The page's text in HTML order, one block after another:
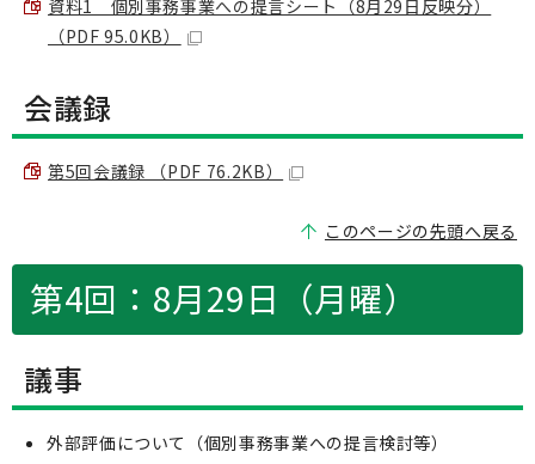
資料1 個別事務事業への提言シート（8月29日反映分）
（PDF 95.0KB）
会議録
第5回会議録 （PDF 76.2KB）
このページの先頭へ戻る
第4回：8月29日（月曜）
議事
外部評価について（個別事務事業への提言検討等）